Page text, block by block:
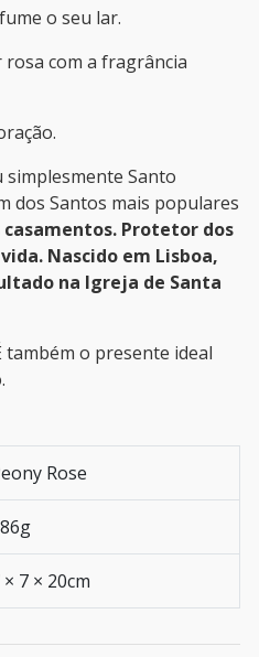
o seu lar.
com a fragrância
simplesmente Santo
dos Santos mais populares
Protetor dos
Nascido em Lisboa,
na Igreja de Santa
também o presente ideal
Rose
× 7 × 20cm